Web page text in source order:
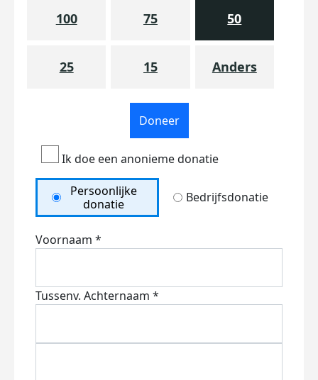
100 75 50
25 15 Anders
Doneer
Ik doe een anonieme donatie
Persoonlijke
donatie
Bedrijfsdonatie
Voornaam *
Tussenv. Achternaam *